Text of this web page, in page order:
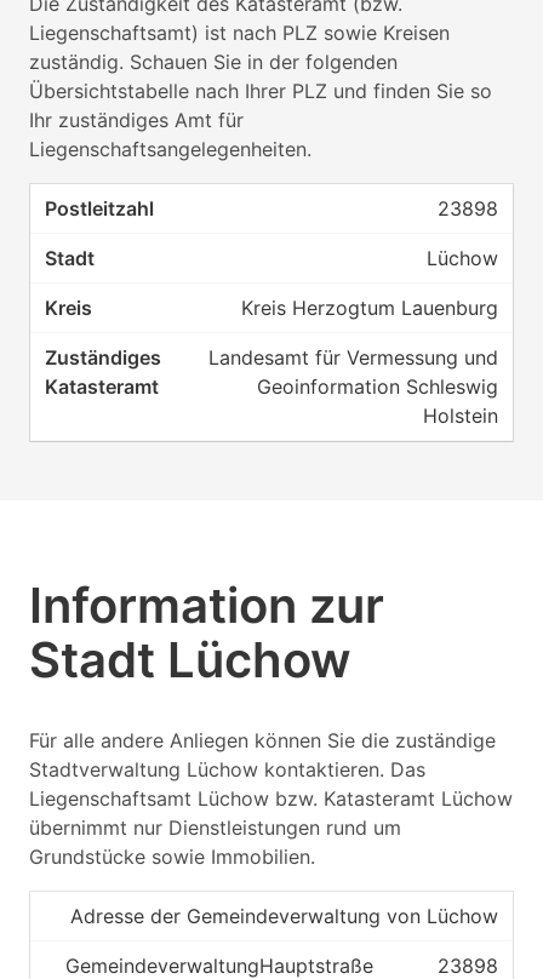
Liegenschaftsamt) ist nach PLZ sowie Kreisen
zuständig. Schauen Sie in der folgenden
Übersichtstabelle nach Ihrer PLZ und finden Sie so
Ihr zuständiges Amt für
Liegenschaftsangelegenheiten.
23898
Lüchow
Kreis Herzogtum Lauenburg
Landesamt für Vermessung und
Geoinformation Schleswig
Holstein
Information zur
Stadt Lüchow
Für alle andere Anliegen können Sie die zuständige
Stadtverwaltung Lüchow kontaktieren. Das
Liegenschaftsamt Lüchow bzw. Katasteramt Lüchow
übernimmt nur Dienstleistungen rund um
Grundstücke sowie Immobilien.
Adresse der Gemeindeverwaltung von Lüchow
GemeindeverwaltungHauptstraße
23898